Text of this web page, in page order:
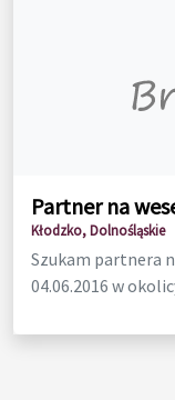
Partner na
Kłodzko, Dolnośląskie
Szukam partnera
04.06.2016 w